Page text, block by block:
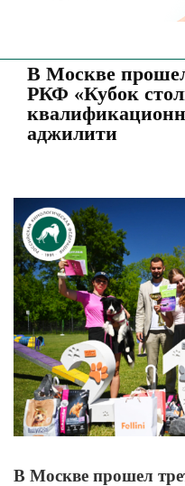
В Москве
РКФ «Кубок
аджилити
View
Larger
Image
В Москве прошел